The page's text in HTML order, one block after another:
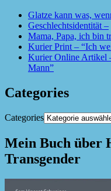
Glatze kann was,
Geschlechtsidentität –
Mama, Papa, ich bin
Kurier Print – “Ich
Kurier Online Artikel
Mann”
Categories
Categories
Mein Buch über
Transgender